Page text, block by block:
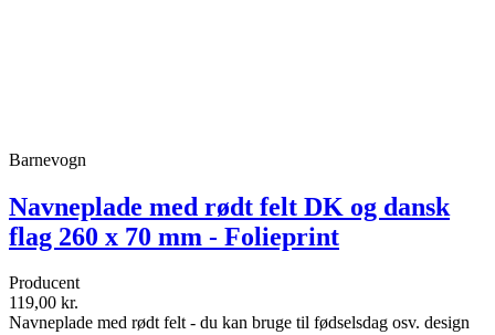
Barnevogn
Navneplade med rødt felt DK og dansk
flag 260 x 70 mm - Folieprint
Producent
119,00 kr.
Navneplade med rødt felt - du kan bruge til fødselsdag osv. design